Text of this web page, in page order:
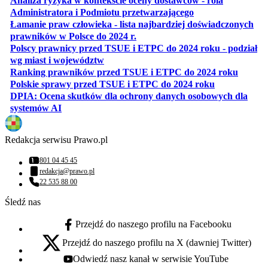
Administratora i Podmiotu przetwarzającegootwiera się w
Łamanie praw człowieka - lista najbardziej doświadczonych
prawników w Polsce do 2024 r.
Polscy prawnicy przed TSUE i ETPC do 2024 roku - podział
wg miast i województwotwiera się w nowej karcie
Ranking prawników przed TSUE i ETPC do 2024 roku
Polskie sprawy przed TSUE i ETPC do 2024 roku
DPIA: Ocena skutków dla ochrony danych osobowych dla
systemów AIotwiera się w nowej karcie
Redakcja serwisu Prawo.pl
Numer telefonu:
801 04 45 45
Adres email:
redakcja@prawo.pl
Numer telefonu:
22 535 88 00
Śledź nas
facebook - otwiera się w nowej karcie
Przejdź do naszego profilu na Facebooku
x - otwiera się w nowej karcie
Przejdź do naszego profilu na X (dawniej Twitter)
youtube - otwiera się w nowej karcie
Odwiedź nasz kanał w serwisie YouTube